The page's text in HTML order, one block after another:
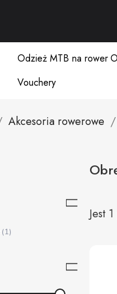
Odzież MTB na rower
Vouchery
Akcesoria rowerowe
Jest